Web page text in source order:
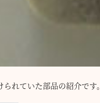
れていた部品の紹介です。